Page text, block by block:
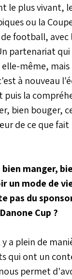
le plus vivant,
ou la
football,
partenariat
même,
à nouveau
la
bien bouger,
de ce que fait
bien manger,
un mode de
pas du
Cup ?
y a plein de
qui ont un
permet